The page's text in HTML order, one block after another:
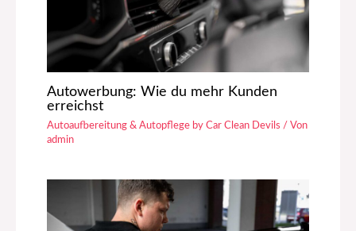
Autowerbung: Wie du mehr Kunden
erreichst
Autoaufbereitung & Autopflege by Car Clean Devils / Von
admin